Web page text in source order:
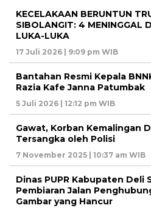
KECELAKAAN BERUNTUN
SIBOLANGIT: 4 MENINGGAL
LUKA-LUKA
17 Juli 2026 | 9:09 pm WIB
Bantahan Resmi Kepala
Razia Kafe Janna Patumbak
5 Juli 2026 | 12:12 pm WIB
Gawat, Korban Kemalingan
Tersangka oleh Polisi
7 November 2025 | 10:37 am WIB
Dinas PUPR Kabupaten Deli
Pembiaran Jalan
Gambar yang Hancur